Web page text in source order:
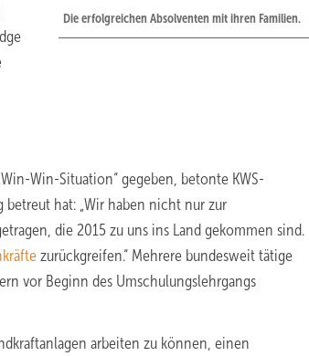
Die erfolgreichen Absolventen mit ihren Familien.
Win-Situation“ gegeben, betonte KWS-
hat: „Wir haben nicht nur zur
die 2015 zu uns ins Land gekommen sind.
zurückgreifen.“ Mehrere bundesweit tätige
vor Beginn des Umschulungslehrgangs
arbeiten zu können, einen